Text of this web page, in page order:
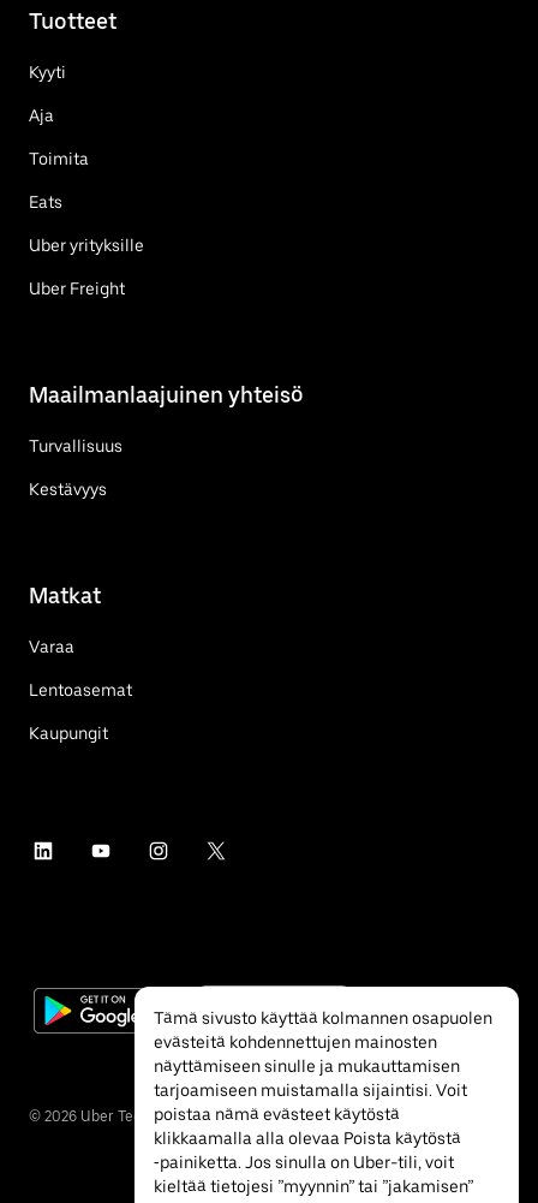
Tuotteet
Kyyti
Aja
Toimita
Eats
Uber yrityksille
Uber Freight
Maailmanlaajuinen yhteisö
Turvallisuus
Kestävyys
Matkat
Varaa
Lentoasemat
Kaupungit
© 2026 Uber Technologies Inc.
Tämä sivusto käyttää kolmannen osapuolen
evästeitä kohdennettujen mainosten
näyttämiseen sinulle ja mukauttamisen
tarjoamiseen muistamalla sijaintisi. Voit
poistaa nämä evästeet käytöstä
klikkaamalla alla olevaa Poista käytöstä
‐painiketta. Jos sinulla on Uber-tili, voit
kieltää tietojesi ”myynnin” tai ”jakamisen”